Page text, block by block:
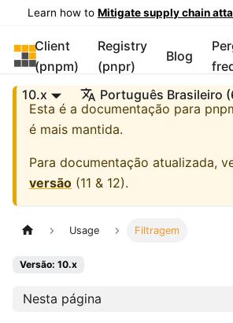
Learn how to Mitigate supply chain
pnpm
Client
(pnpm)
Registry
(pnpr)
Blog
10.x Português Brasileiro
Esta é a documentação para
é mais mantida.
Para documentação atualizada,
versão (11 & 12).
Usage Filtragem
Versão: 10.x
Nesta página